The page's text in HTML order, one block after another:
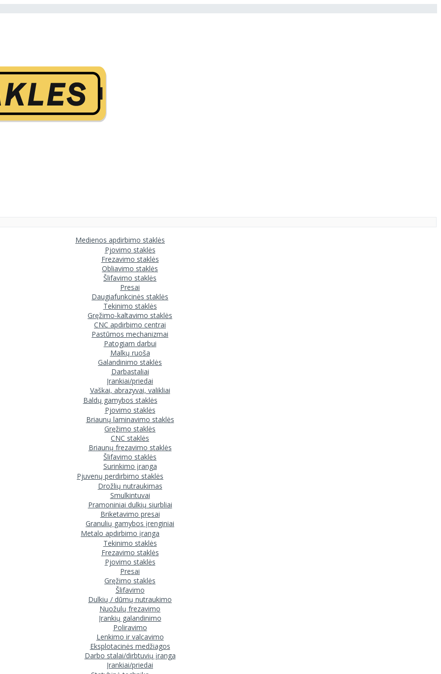
Medienos apdirbimo staklės
Pjovimo staklės
Frezavimo staklės
Obliavimo staklės
Šlifavimo staklės
Presai
Daugiafunkcinės staklės
Tekinimo staklės
Gręžimo-kaltavimo staklės
CNC apdirbimo centrai
Pastūmos mechanizmai
Patogiam darbui
Malkų ruoša
Galandinimo staklės
Darbastaliai
Įrankiai/priedai
Vaškai, abrazyvai, valikliai
Baldų gamybos staklės
Pjovimo staklės
Briaunų laminavimo staklės
Gręžimo staklės
CNC staklės
Briaunų frezavimo staklės
Šlifavimo staklės
Surinkimo įranga
Pjuvenų perdirbimo staklės
Drožlių nutraukimas
Smulkintuvai
Pramoniniai dulkių siurbliai
Briketavimo presai
Granulių gamybos įrenginiai
Metalo apdirbimo įranga
Tekinimo staklės
Frezavimo staklės
Pjovimo staklės
Presai
Gręžimo staklės
Šlifavimo
Dulkių / dūmų nutraukimo
Nuožulų frezavimo
Įrankių galandinimo
Poliravimo
Lenkimo ir valcavimo
Eksplotacinės medžiagos
Darbo stalai/dirbtuvių įranga
Įrankiai/priedai